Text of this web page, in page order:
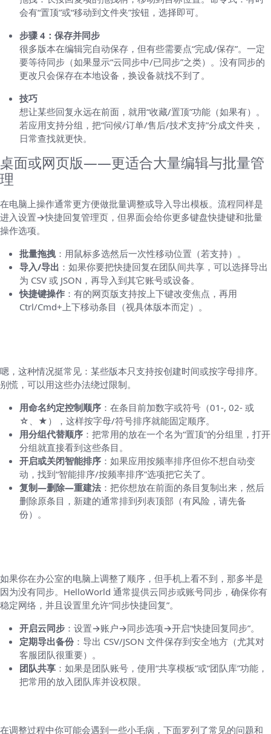
会有“置顶”或“移动到文件夹”按钮，选择即可。
步骤 4：保存并同步
很多版本在编辑完自动保存，但有些需要点“完成/保存”。一定
要等待同步（如果显示“云同步中/已同步”之类）。没有同步的
更改只会保存在本地设备，换设备就找不到了。
技巧
想让某些回复永远在前面，就用“收藏/置顶”功能（如果有）。
若应用支持分组，把“问候/订单/售后/技术支持”分成文件夹，
日常查找就更快。
桌面或网页版——更适合大量编辑与批量管
理
在电脑上操作通常更方便做批量调整或导入导出模板。流程同样是
进入设置→快捷回复管理页，但界面会给你更多键盘快捷键和批量
操作选项。
批量拖拽 ：用鼠标多选然后一次性移动位置（若支持）。
导入/导出 ：如果你要把快捷回复在团队间共享，可以选择导出
为 CSV 或 JSON，再导入到其它账号或设备。
快捷键操作 ：有的网页版支持按上下键改变焦点，再用
Ctrl/Cmd+上下移动条目（视具体版本而定）。
嗯，这种情况挺常见：某些版本只支持按创建时间或按字母排序。
别慌，可以用这些办法绕过限制。
用命名约定控制顺序 ：在条目前加数字或符号（01-, 02- 或
☆、★），这样按字母/符号排序就能固定顺序。
用分组代替顺序 ：把常用的放在一个名为“置顶”的分组里，打开
分组就直接看到这些条目。
开启或关闭智能排序 ：如果应用按频率排序但你不想自动变
动，找到“智能排序/按频率排序”选项把它关了。
复制—删除—重建法 ：把你想放在前面的条目复制出来，然后
删除原条目，新建的通常排到列表顶部（有风险，请先备
份）。
如果你在办公室的电脑上调整了顺序，但手机上看不到，那多半是
因为没有同步。HelloWorld 通常提供云同步或账号同步，确保你有
稳定网络，并且设置里允许“同步快捷回复”。
开启云同步 ：设置→账户→同步选项→开启“快捷回复同步”。
定期导出备份：导出 CSV/JSON 文件保存到安全地方（尤其对
客服团队很重要）。
团队共享 ：如果是团队账号，使用“共享模板”或“团队库”功能，
把常用的放入团队库并设权限。
在调整过程中你可能会遇到一些小毛病，下面罗列了常见的问题和